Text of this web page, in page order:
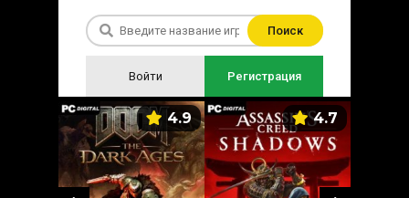
Поиск
Войти Регистрация
4.9 4.7